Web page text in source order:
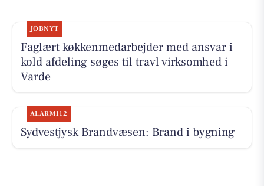
JOBNYT
Faglært køkkenmedarbejder med ansvar i
kold afdeling søges til travl virksomhed i
Varde
ALARM112
Sydvestjysk Brandvæsen: Brand i bygning